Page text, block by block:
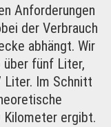
Anforderungen
der Verbrauch
abhängt. Wir
über fünf Liter,
Liter. Im Schnitt
Kilometer ergibt.